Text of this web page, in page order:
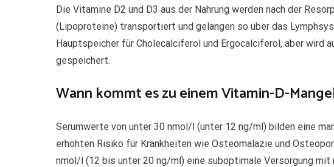
Die Vitamine D2 und D3 aus der Nahrung werden nach der
(Lipoproteine) transportiert und gelangen so über das
Hauptspeicher für Cholecalciferol und Ergocalciferol, aber wird
gespeichert.
Wann kommt es zu einem Vitamin-D-
Serumwerte von unter 30 nmol/l (unter 12 ng/ml) bilden eine
erhöhten Risiko für Krankheiten wie Osteomalazie und
nmol/l (12 bis unter 20 ng/ml) eine suboptimale Versorgung mit